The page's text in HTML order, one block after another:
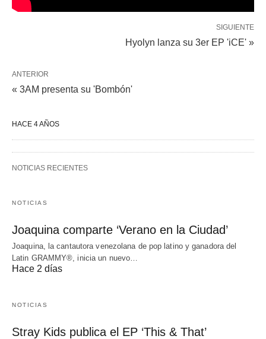
SIGUIENTE
Hyolyn lanza su 3er EP 'iCE' »
ANTERIOR
« 3AM presenta su 'Bombón'
HACE 4 AÑOS
NOTICIAS RECIENTES
NOTICIAS
Joaquina comparte ‘Verano en la Ciudad’
Joaquina, la cantautora venezolana de pop latino y ganadora del
Latin GRAMMY®, inicia un nuevo…
Hace 2 días
NOTICIAS
Stray Kids publica el EP ‘This & That’